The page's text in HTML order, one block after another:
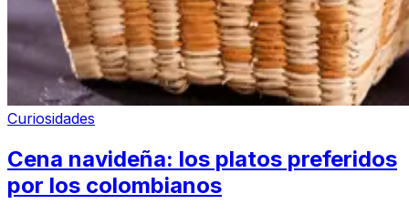
Curiosidades
Cena navideña: los platos preferidos
por los colombianos